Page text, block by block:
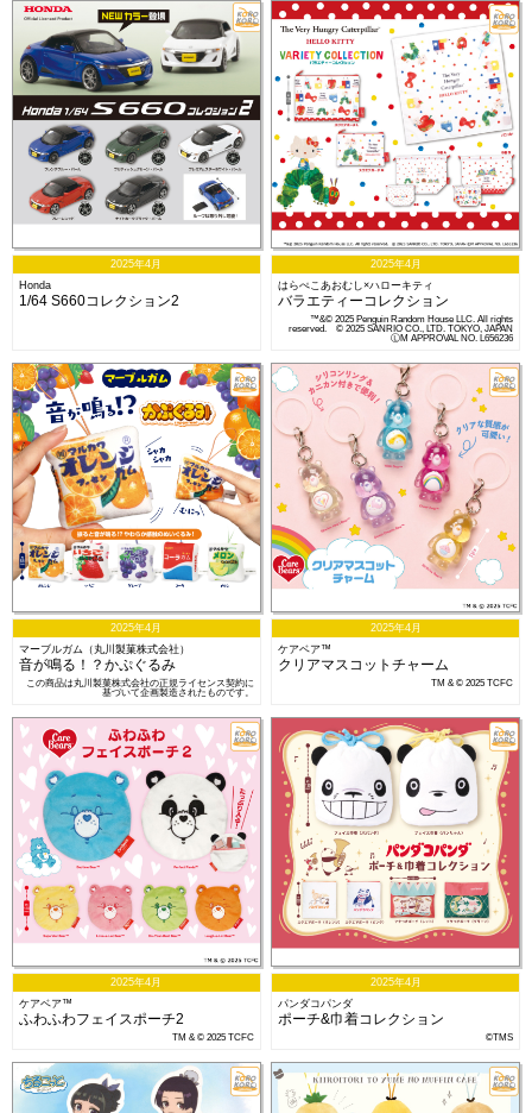
2025年4月
Honda
1/64 S660コレクション2
2025年4月
はらぺこあおむし×ハローキティ
バラエティーコレクション
™&© 2025 Penguin Random House LLC. All rights
reserved. © 2025 SANRIO CO., LTD. TOKYO, JAPAN
ⓁM APPROVAL NO. L656236
2025年4月
マーブルガム（丸川製菓株式会社）
音が鳴る！？かぷぐるみ
この商品は丸川製菓株式会社の正規ライセンス契約に
基づいて企画製造されたものです。
2025年4月
ケアベア™
クリアマスコットチャーム
TM & © 2025 TCFC
2025年4月
ケアベア™
ふわふわフェイスポーチ2
TM & © 2025 TCFC
2025年4月
パンダコパンダ
ポーチ&巾着コレクション
©TMS